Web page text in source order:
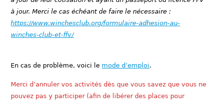
à jour. Merci le cas échéant de faire le nécessaire :
https://www.winchesclub.org/formulaire-adhesion-au-
winches-club-et-ffv/
En cas de problème, voici le mode d’emploi.
Merci d’annuler vos activités dès que vous savez que vous ne
pouvez pas y participer (afin de libérer des places pour